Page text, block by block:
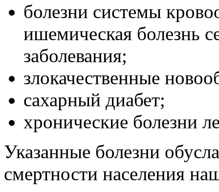
болезни системы
ишемическая болезнь
заболевания;
злокачественные
сахарный диабет;
хронические болезни
Указанные болезни
смертности населения